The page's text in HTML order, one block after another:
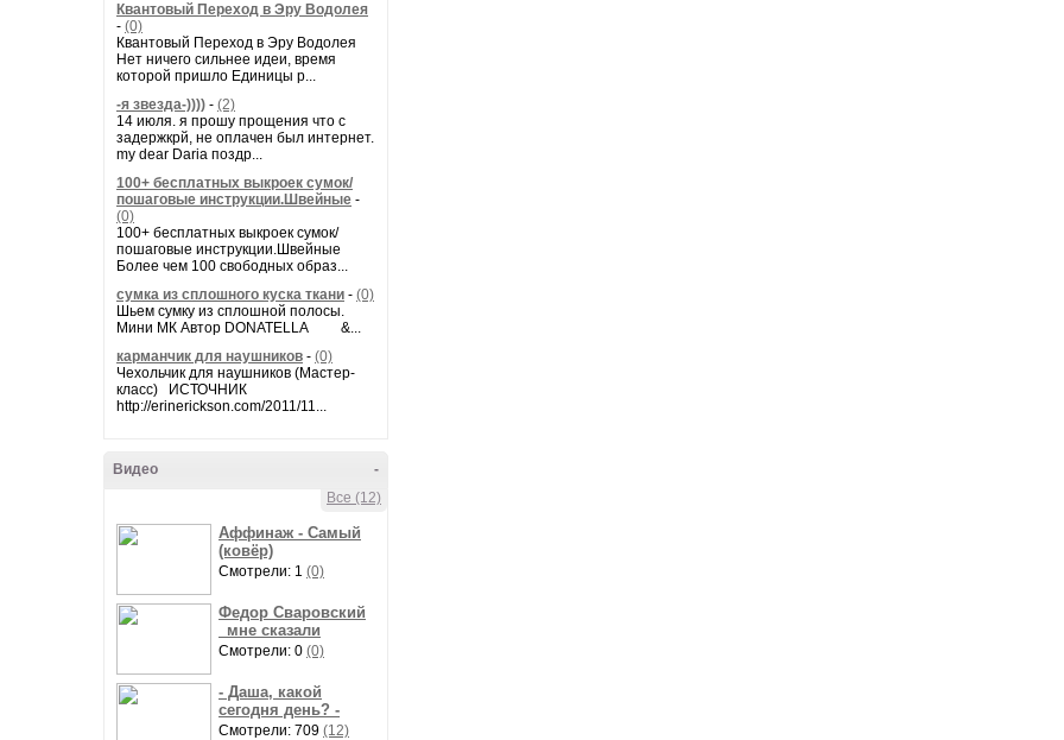
Квантовый Переход в Эру Водолея
- (0)
Квантовый Переход в Эру Водолея
Нет ничего сильнее идеи, время
которой пришло Единицы р...
-я звезда-)))) - (2)
14 июля. я прошу прощения что с
задержкрй, не оплачен был интернет.
my dear Daria поздр...
100+ бесплатных выкроек сумок/
пошаговые инструкции.Швейные -
(0)
100+ бесплатных выкроек сумок/
пошаговые инструкции.Швейные
Более чем 100 свободных образ...
сумка из сплошного куска ткани - (0)
Шьем сумку из сплошной полосы.
Мини МК Автор DONATELLA &...
карманчик для наушников - (0)
Чехольчик для наушников (Мастер-
класс) ИСТОЧНИК
http://erinerickson.com/2011/11...
-
Видео
Все (12)
Аффинаж - Самый
(ковёр)
Смотрели: 1 (0)
Федор Сваровский
_мне сказали
Смотрели: 0 (0)
- Даша, какой
сегодня день? -
Смотрели: 709 (12)